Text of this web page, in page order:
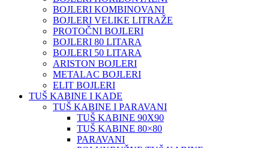
BOJLERI KOMBINOVANI
BOJLERI VELIKE LITRAŽE
PROTOČNI BOJLERI
BOJLERI 80 LITARA
BOJLERI 50 LITARA
ARISTON BOJLERI
METALAC BOJLERI
ELIT BOJLERI
TUŠ KABINE I KADE
TUŠ KABINE I PARAVANI
TUŠ KABINE 90X90
TUŠ KABINE 80×80
PARAVANI